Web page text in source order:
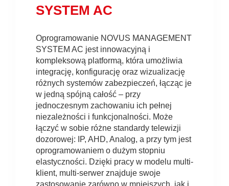
SYSTEM AC
Oprogramowanie NOVUS MANAGEMENT
SYSTEM AC jest innowacyjną i
kompleksową platformą, która umożliwia
integrację, konfigurację oraz wizualizację
różnych systemów zabezpieczeń, łącząc je
w jedną spójną całość – przy
jednoczesnym zachowaniu ich pełnej
niezależności i funkcjonalności. Może
łączyć w sobie różne standardy telewizji
dozorowej: IP, AHD, Analog, a przy tym jest
oprogramowaniem o dużym stopniu
elastyczności. Dzięki pracy w modelu multi-
klient, multi-serwer znajduje swoje